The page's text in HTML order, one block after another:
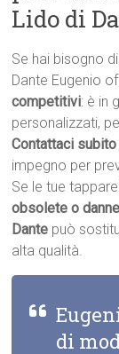
Lido di
Se hai bisogno
Dante Eugenio
competitivi: è in
personalizzati,
Contattaci
impegno per
Se le tue
obsolete o
Dante può
alta qualità.
di